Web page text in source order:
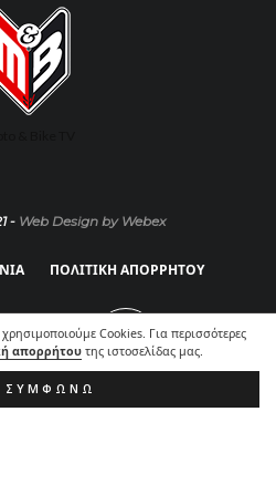
Cookies. Για περισσότερες
απορρήτου της ιστοσελίδας μας.
ΣΥΜΦΩΝΏ
- Web Design by Webex
ΠΟΛΙΤΙΚΗ ΑΠΟΡΡΗΤΟΥ